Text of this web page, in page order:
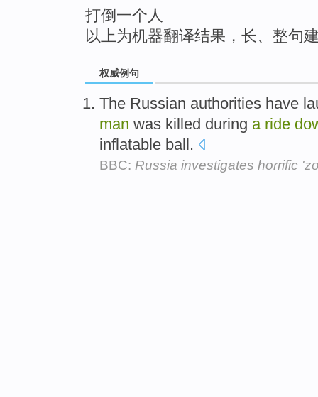
打倒一个人
以上为机器翻译结果，长、整句
权威例句
The Russian authorities have
man was killed during a ride
inflatable ball.
BBC: Russia investigates horrific